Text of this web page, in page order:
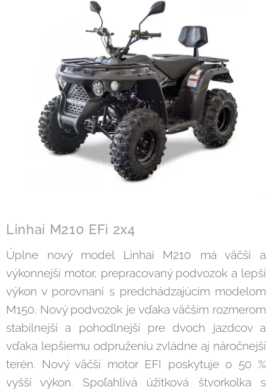
Linhai M210 EFi 2x4
Úplne nový model Linhai M210 má väčší a
výkonnejší motor, prepracovaný podvozok a lepší
výkon v porovnaní s predchádzajúcim modelom
M150. Nový podvozok je vďaka väčším rozmerom
stabilnejší a pohodlnejší pre dvoch jazdcov a
vďaka lepšiemu odpruženiu zvládne aj náročnejší
terén. Nový väčší motor EFI poskytuje o 50 %
vyšší výkon. Spoľahlivá úžitková štvorkolka s